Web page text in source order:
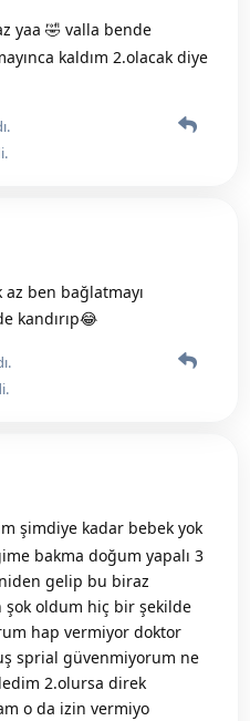
yaa 🤣 valla bende
kaldım 2.olacak diye
.
az ben bağlatmayı
kandırıp😂
.
şimdiye kadar bebek yok
bakma doğum yapalı 3
gelip bu biraz
şok oldum hiç bir şekilde
hap vermiyor doktor
sprial güvenmiyorum ne
2.olursa direk
o da izin vermiyo